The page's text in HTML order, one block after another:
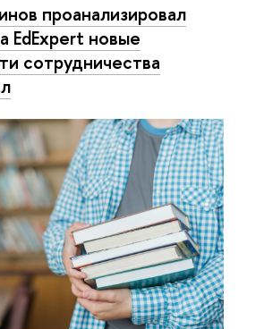
проанализировал
EdExpert новые
сотрудничества